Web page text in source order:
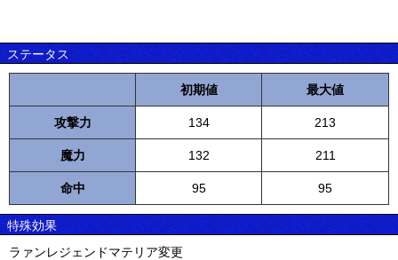
ステータス
初期値 最大値
攻撃力 134 213
魔力 132 211
命中 95 95
特殊効果
ラァンレジェンドマテリア変更